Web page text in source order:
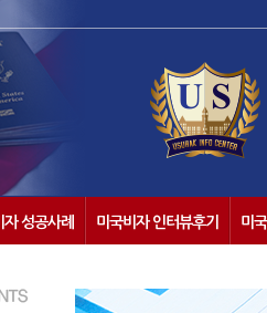
자 성공사례 미국비자 인터뷰후기 미